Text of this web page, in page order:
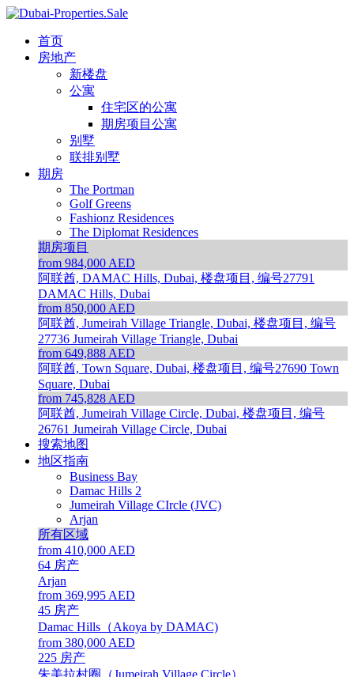
首页
房地产
新楼盘
公寓
住宅区的公寓
期房项目公寓
别墅
联排别墅
期房
The Portman
Golf Greens
Fashionz Residences
The Diplomat Residences
期房项目
from 984,000 AED
阿联酋, DAMAC Hills, Dubai, 楼盘项目, 编号27791
DAMAC Hills, Dubai
from 850,000 AED
阿联酋, Jumeirah Village Triangle, Dubai, 楼盘项目, 编号
27736 Jumeirah Village Triangle, Dubai
from 649,888 AED
阿联酋, Town Square, Dubai, 楼盘项目, 编号27690 Town
Square, Dubai
from 745,828 AED
阿联酋, Jumeirah Village Circle, Dubai, 楼盘项目, 编号
26761 Jumeirah Village Circle, Dubai
搜索地图
地区指南
Business Bay
Damac Hills 2
Jumeirah Village CIrcle (JVC)
Arjan
所有区域
from 410,000 AED
64 房产
Arjan
from 369,995 AED
45 房产
Damac Hills（Akoya by DAMAC)
from 380,000 AED
225 房产
朱美拉村圈（Jumeirah Village Circle）